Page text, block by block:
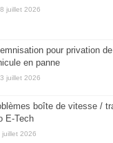
juillet 2026
pour privation
en panne
juillet 2026
boîte de vitesse /
E-Tech
juillet 2026